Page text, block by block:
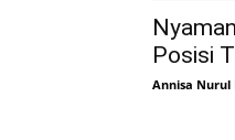
Posisi
Annisa Nurul